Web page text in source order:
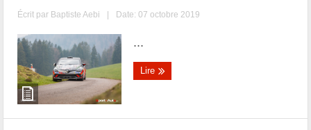
Écrit par Baptiste Aebi | Date: 07 octobre 2019
...
Lire